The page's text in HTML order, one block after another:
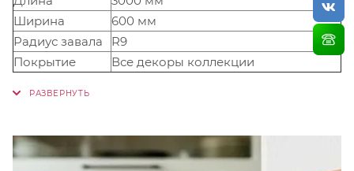
Ширина
600 мм
Радиус завала
R9
Покрытие
Все декоры коллекции